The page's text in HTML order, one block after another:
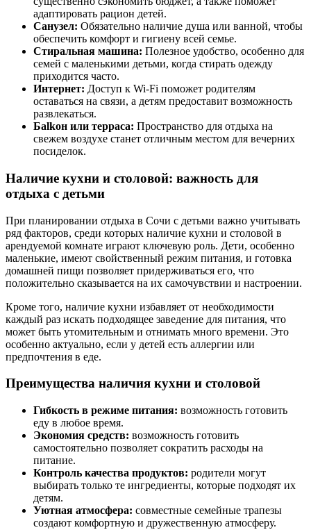
адаптировать рацион детей.
Санузел: Обязательно наличие душа или ванной, чтобы
обеспечить комфорт и гигиену всей семье.
Стиральная машина: Полезное удобство, особенно для
семей с маленькими детьми, когда стирать одежду
приходится часто.
Интернет: Доступ к Wi-Fi поможет родителям
оставаться на связи, а детям предоставит возможность
развлекаться.
Бalkон или терраса: Пространство для отдыха на
свежем воздухе станет отличным местом для вечерних
посиделок.
Наличие кухни и столовой: важность для
отдыха с детьми
При планировании отдыха в Сочи с детьми важно учитывать
ряд факторов, среди которых наличие кухни и столовой в
арендуемой комнате играют ключевую роль. Дети, особенно
маленькие, имеют свойственный режим питания, и готовка
домашней пищи позволяет придерживаться его, что
положительно сказывается на их самочувствии и настроении.
Кроме того, наличие кухни избавляет от необходимости
каждый раз искать подходящее заведение для питания, что
может быть утомительным и отнимать много времени. Это
особенно актуально, если у детей есть аллергии или
предпочтения в еде.
Преимущества наличия кухни и столовой
Гибкость в режиме питания: возможность готовить
еду в любое время.
Экономия средств: возможность готовить
самостоятельно позволяет сократить расходы на
питание.
Контроль качества продуктов: родители могут
выбирать только те ингредиенты, которые подходят их
детям.
Уютная атмосфера: совместные семейные трапезы
создают комфортную и дружественную атмосферу.